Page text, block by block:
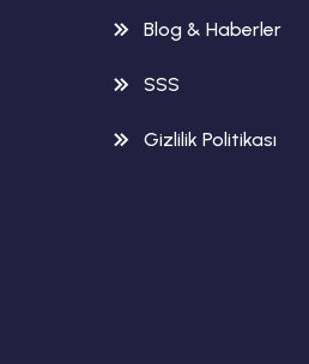
Blog & Haberler
SSS
Gizlilik Politikası